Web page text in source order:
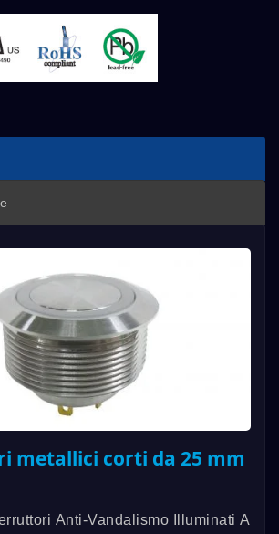
metallici corti da 25 mm
Anti-Vandalismo Illuminati A